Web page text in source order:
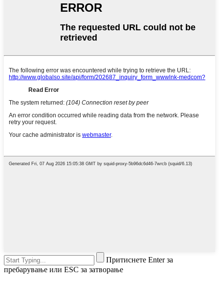
Притиснете Enter за
пребарување или ESC за затворање